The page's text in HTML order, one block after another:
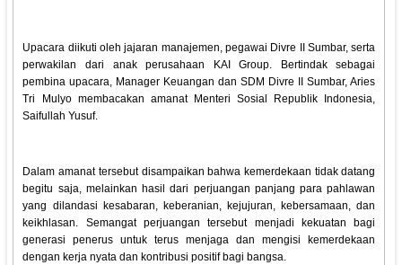
Upacara diikuti oleh jajaran manajemen, pegawai Divre II Sumbar, serta
perwakilan dari anak perusahaan KAI Group. Bertindak sebagai
pembina upacara, Manager Keuangan dan SDM Divre II Sumbar, Aries
Tri Mulyo membacakan amanat Menteri Sosial Republik Indonesia,
Saifullah Yusuf.
Dalam amanat tersebut disampaikan bahwa kemerdekaan tidak datang
begitu saja, melainkan hasil dari perjuangan panjang para pahlawan
yang dilandasi kesabaran, keberanian, kejujuran, kebersamaan, dan
keikhlasan. Semangat perjuangan tersebut menjadi kekuatan bagi
generasi penerus untuk terus menjaga dan mengisi kemerdekaan
dengan kerja nyata dan kontribusi positif bagi bangsa.